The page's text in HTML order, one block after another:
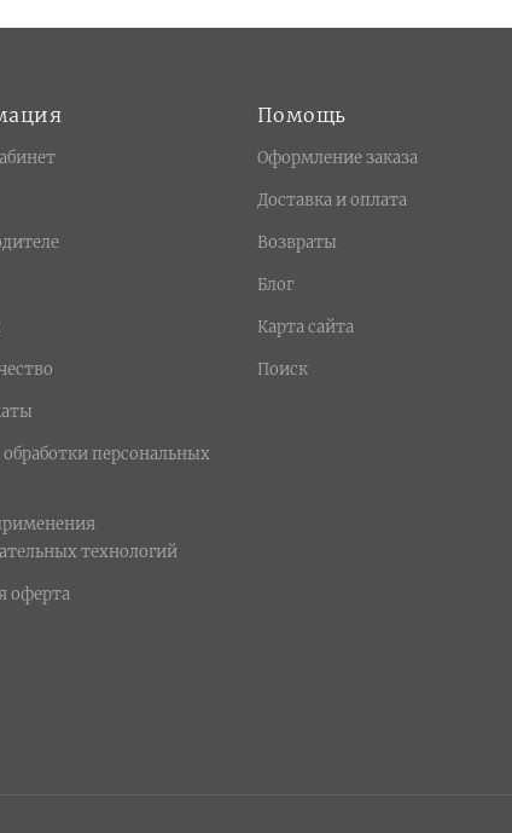
персональных
технологий
оферта
Помощь
Оформление заказа
Доставка и оплата
Возвраты
Блог
Карта сайта
Поиск